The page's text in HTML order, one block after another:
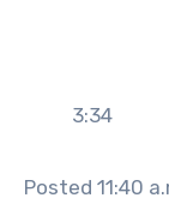
3:34
Posted 11:40 a.m. ET (3:40 p.m. GMT) on May 15,